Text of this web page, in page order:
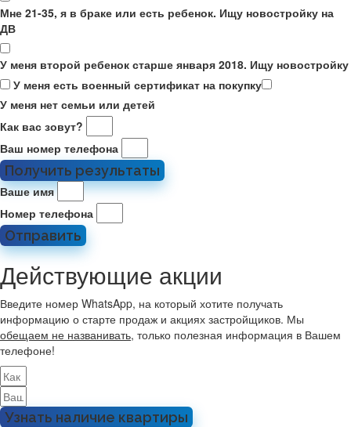
Мне 21-35, я в браке или есть ребенок. Ищу новостройку на
ДВ
У меня второй ребенок старше января 2018. Ищу новостройку
У меня есть военный сертификат на покупку
У меня нет семьи или детей
Как вас зовут?
Ваш номер телефона
Получить результаты
Ваше имя
Номер телефона
Отправить
Действующие акции
Введите номер WhatsApp, на который хотите получать
информацию о старте продаж и акциях застройщиков. Мы
обещаем не названивать, только полезная информация в Вашем
телефоне!
Узнать наличие квартиры